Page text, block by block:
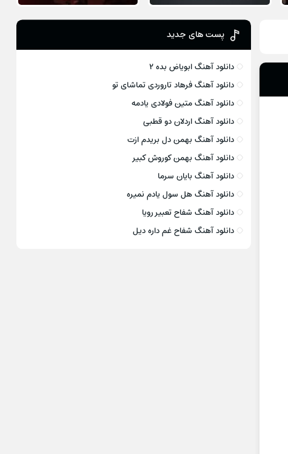
پست های جدید
دانلود آهنگ ابویاض بده ۲
دانلود آهنگ فرهاد تاروردی تماشای تو
دانلود آهنگ متین فولادی یادمه
دانلود آهنگ اردلان دو قطبی
دانلود آهنگ بهمن دل بریدم ازت
دانلود آهنگ بهمن کوروش کبیر
دانلود آهنگ بایان سرما
دانلود آهنگ هل سول یادم نمیره
دانلود آهنگ شفاح تعبیر رویا
دانلود آهنگ شفاح غم داره دیل